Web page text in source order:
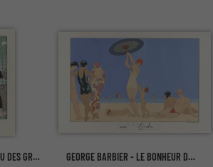
GEORGE BARBIER - LE JEU DES GRACES
GEORGE BARBIER - LE BONHEUR DU JOUR; OU, LES GRACES A LA MODE